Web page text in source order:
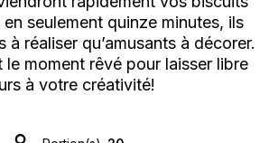
seulement quinze minutes, ils
à réaliser qu’amusants à décorer.
le moment rêvé pour laisser libre
à votre créativité!